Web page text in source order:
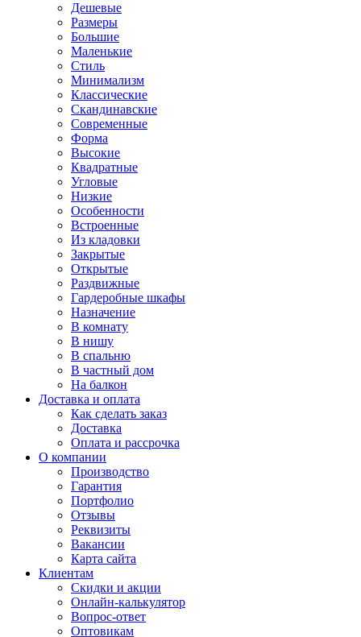
Дешевые
Размеры
Большие
Маленькие
Стиль
Минимализм
Классические
Скандинавские
Современные
Форма
Высокие
Квадратные
Угловые
Низкие
Особенности
Встроенные
Из кладовки
Закрытые
Открытые
Раздвижные
Гардеробные шкафы
Назначение
В комнату
В нишу
В спальню
В частный дом
На балкон
Доставка и оплата
Как сделать заказ
Доставка
Оплата и рассрочка
О компании
Производство
Гарантия
Портфолио
Отзывы
Реквизиты
Вакансии
Карта сайта
Клиентам
Скидки и акции
Онлайн-калькулятор
Вопрос-ответ
Оптовикам